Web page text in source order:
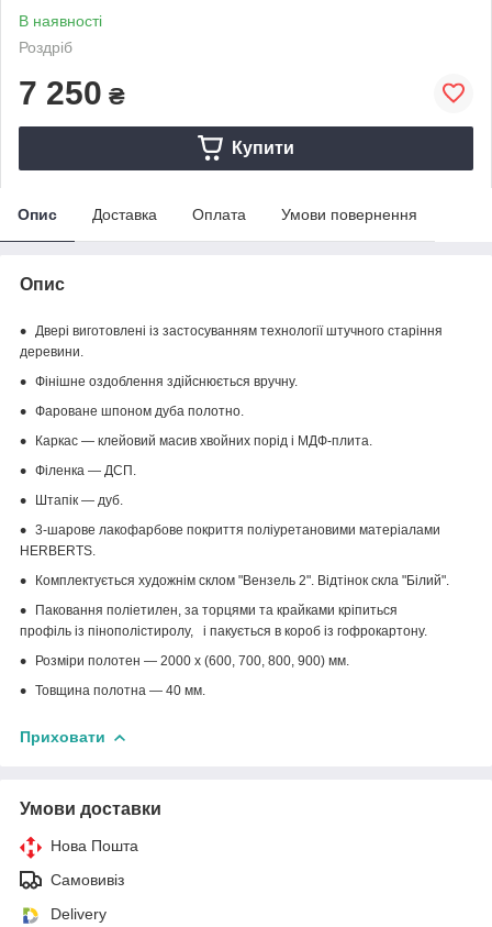
В наявності
Роздріб
7 250 ₴
Купити
Опис Доставка Оплата Умови повернення
Опис
Двері виготовлені із застосуванням технології штучного старіння
деревини.
Фінішне оздоблення здійснюється вручну.
Фароване шпоном дуба полотно.
Каркас — клейовий масив хвойних порід і МДФ-плита.
Філенка — ДСП.
Штапік — дуб.
3-шарове лакофарбове покриття поліуретановими матеріалами
HERBERTS.
Комплектується художнім склом "Вензель 2". Відтінок скла "Білий".
Паковання поліетилен, за торцями та крайками кріпиться
профіль із пінополістиролу, і пакується в короб із гофрокартону.
Розміри полотен — 2000 x (600, 700, 800, 900) мм.
Товщина полотна — 40 мм.
Приховати
Умови доставки
Нова Пошта
Самовивіз
Delivery